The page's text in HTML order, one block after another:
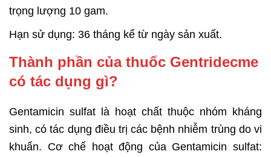
trọng lượng 10 gam.
Hạn sử dụng: 36 tháng kể từ ngày sản xuất.
Thành phần của thuốc Gentridecme
có tác dụng gì?
Gentamicin sulfat là hoạt chất thuộc nhóm kháng
sinh, có tác dụng điều trị các bệnh nhiễm trùng do vi
khuẩn. Cơ chế hoạt động của Gentamicin sulfat: